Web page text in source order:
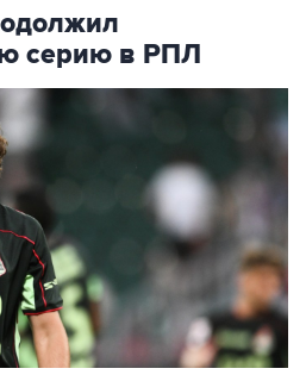
серию в РПЛ